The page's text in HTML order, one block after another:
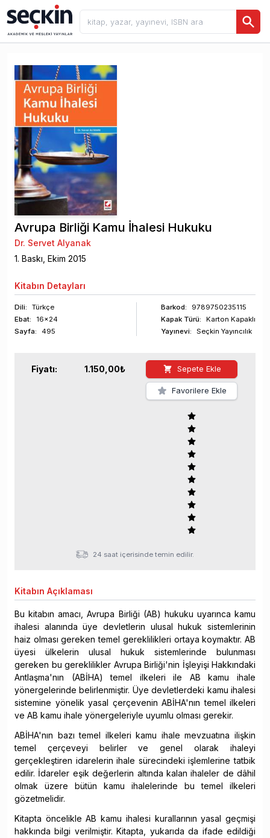
Avrupa Birliği Kamu İhalesi Hukuku
Dr. Servet Alyanak
1. Baskı, Ekim 2015
Kitabın Detayları
Dili:
Türkçe
Ebat:
16x24
Sayfa: 495
Barkod:
9789750235115
Kapak Türü:
Karton Kapaklı
Yayınevi:
Seçkin Yayıncılık
Fiyatı: 1.150,00₺ Sepete Ekle
Favorilere Ekle
24 saat içerisinde temin edilir.
Kitabın Açıklaması
Bu kitabın amacı, Avrupa Birliği (AB) hukuku uyarınca kamu
ihalesi alanında üye devletlerin ulusal hukuk sistemlerinin
haiz olması gereken temel gereklilikleri ortaya koymaktır. AB
üyesi ülkelerin ulusal hukuk sistemlerinde bulunması
gereken bu gereklilikler Avrupa Birliği'nin İşleyişi Hakkındaki
Antlaşma'nın (ABİHA) temel ilkeleri ile AB kamu ihale
yönergelerinde belirlenmiştir. Üye devletlerdeki kamu ihalesi
sistemine yönelik yasal çerçevenin ABİHA'nın temel ilkeleri
ve AB kamu ihale yönergeleriyle uyumlu olması gerekir.
ABİHA'nın bazı temel ilkeleri kamu ihale mevzuatına ilişkin
temel çerçeveyi belirler ve genel olarak ihaleyi
gerçekleştiren idarelerin ihale sürecindeki işlemlerine tatbik
edilir. İdareler eşik değerlerin altında kalan ihaleler de dâhil
olmak üzere bütün kamu ihalelerinde bu temel ilkeleri
gözetmelidir.
Kitapta öncelikle AB kamu ihalesi kurallarının yasal geçmişi
hakkında bilgi verilmiştir. Kitapta, yukarıda da ifade edildiği